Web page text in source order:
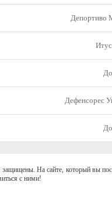
Депортиво
Дефенсорес
На сайте, который вы
с ними!